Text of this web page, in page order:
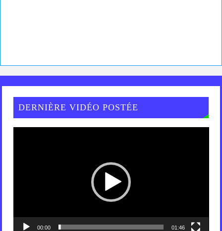
DERNIÈRE VIDÉO POSTÉE
00:00 01:46